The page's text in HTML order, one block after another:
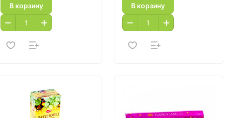
В корзину В корзину